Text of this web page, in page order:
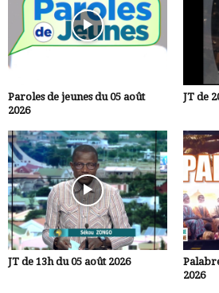
Paroles de jeunes du 05 août
2026
JT de
JT de 13h du 05 août 2026
2026